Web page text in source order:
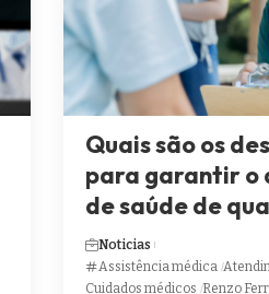
Quais são os
para garantir o
de saúde de
Noticias
Assistência médica
Cuidados médicos Renzo